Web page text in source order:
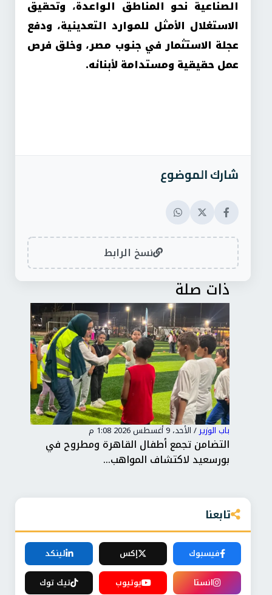
الصناعية نحو المناطق الواعدة، وتحقيق
الاستغلال الأمثل للموارد التعدينية، ودفع
عجلة الاستثمار في جنوب مصر، وخلق فرص
عمل حقيقية ومستدامة لأبنائه.
شارك الموضوع
نسخ الرابط
ذات صلة
باب الوزير / الأحد، 9 أغسطس 2026 1:08 م
التضامن تجمع أطفال القاهرة ومطروح في
بورسعيد لاكتشاف المواهب...
تابعنا
فيسبوك إكس
لينكد
انستا
يوتيوب تيك توك